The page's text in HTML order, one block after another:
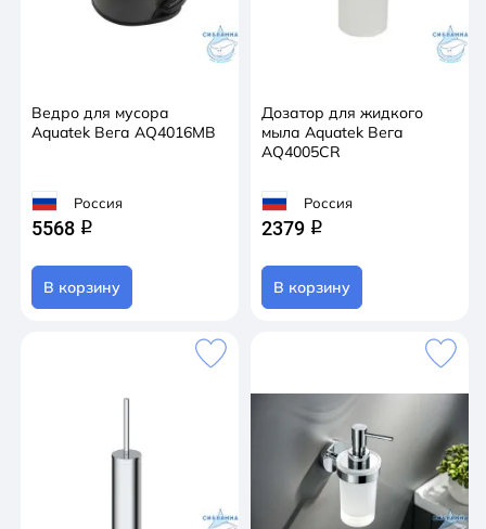
Ведро для мусора
Aquatek Вега AQ4016MB
Россия
5568 q
В корзину
Дозатор для жидкого
мыла Aquatek Вега
AQ4005CR
Россия
2379 q
В корзину